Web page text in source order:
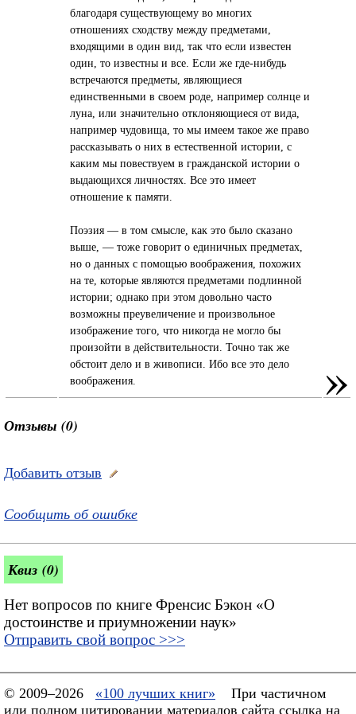
благодаря существующему во многих
отношениях сходству между предметами,
входящими в один вид, так что если известен
один, то известны и все. Если же где-нибудь
встречаются предметы, являющиеся
единственными в своем роде, например солнце и
луна, или значительно отклоняющиеся от вида,
например чудовища, то мы имеем такое же право
рассказывать о них в естественной истории, с
каким мы повествуем в гражданской истории о
выдающихся личностях. Все это имеет
отношение к памяти.
Поэзия — в том смысле, как это было сказано
выше, — тоже говорит о единичных предметах,
но о данных с помощью воображения, похожих
на те, которые являются предметами подлинной
истории; однако при этом довольно часто
возможны преувеличение и произвольное
изображение того, что никогда не могло бы
произойти в действительности. Точно так же
обстоит дело и в живописи. Ибо все это дело
воображения.
»
Отзывы (0)
Добавить отзыв
Сообщить об ошибке
Квиз (0)
Нет вопросов по книге Френсис Бэкон «О
достоинстве и приумножении наук»
Отправить свой вопрос >>>
© 2009–2026 «100 лучших книг»
При частичном
или полном цитировании материалов сайта ссылка на